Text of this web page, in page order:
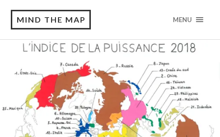
MIND THE MAP MENU